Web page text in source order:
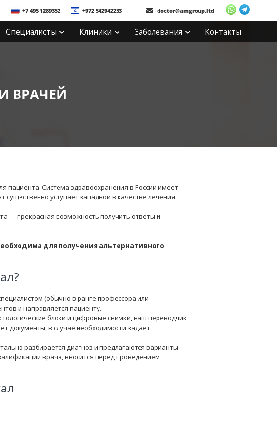
+7 495 1289352 +972 542942233 doctor@amgroup.ltd
Специалисты Клиники Заболевания Контакты
ВРАЧЕЙ
пациента. Система здравоохранения в России имеет
уступает западной в качестве лечения.
— прекрасная возможность получить ответы и
для получения альтернативного
(обычно в ранге профессора или
и направляется пациенту.
блоки и цифровые снимки, наш переводчик
документы, в случае необходимости задает
разбирается диагноз и предлагаются варианты
врача, вносится перед проведением